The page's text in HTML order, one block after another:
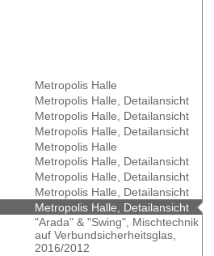
Metropolis Halle
Metropolis Halle, Detailansicht
Metropolis Halle, Detailansicht
Metropolis Halle, Detailansicht
Metropolis Halle
Metropolis Halle, Detailansicht
Metropolis Halle, Detailansicht
Metropolis Halle, Detailansicht
Metropolis Halle, Detailansicht
"Arada" & "Swing", Mischtechnik
auf Verbundsicherheitsglas,
2016/2012